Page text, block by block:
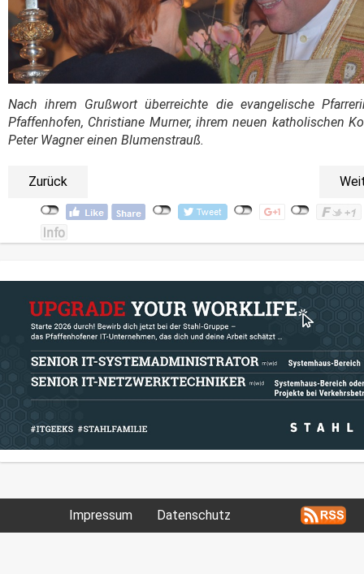
Nach ihrem Grußwort überreichte die evangelische
Pfaffenhofen, Christiane Murner, ihrem neuen katholischen
Peter Wagner einen Blumenstrauß.
Zurück
Impressum Datenschutz